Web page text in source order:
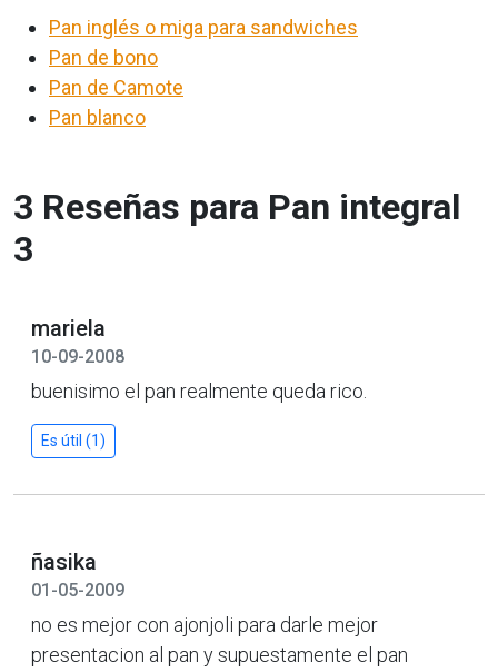
Pan inglés o miga para sandwiches
Pan de bono
Pan de Camote
Pan blanco
3 Reseñas para Pan integral
3
mariela
10-09-2008
buenisimo el pan realmente queda rico.
Es útil (1)
ñasika
01-05-2009
no es mejor con ajonjoli para darle mejor
presentacion al pan y supuestamente el pan